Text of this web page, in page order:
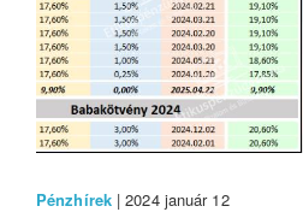
Pénzhírek| 2024 január 12